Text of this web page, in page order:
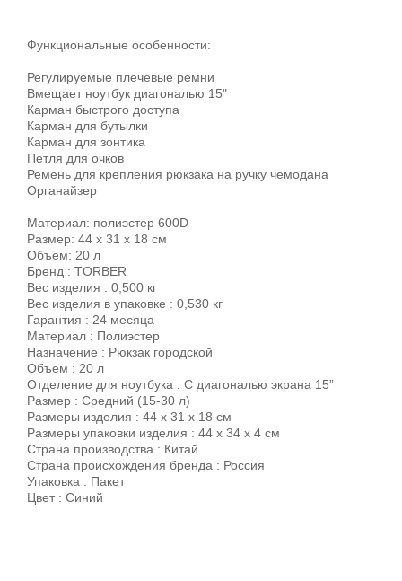
Функциональные особенности:
Регулируемые плечевые ремни
Вмещает ноутбук диагональю 15"
Карман быстрого доступа
Карман для бутылки
Карман для зонтика
Петля для очков
Ремень для крепления рюкзака на ручку чемодана
Органайзер
Материал: полиэстер 600D
Размер: 44 х 31 x 18 см
Объем: 20 л
Бренд : TORBER
Вес изделия : 0,500 кг
Вес изделия в упаковке : 0,530 кг
Гарантия : 24 месяца
Материал : Полиэстер
Назначение : Рюкзак городской
Объем : 20 л
Отделение для ноутбука : С диагональю экрана 15”
Размер : Средний (15-30 л)
Размеры изделия : 44 х 31 х 18 см
Размеры упаковки изделия : 44 х 34 х 4 см
Страна производства : Китай
Страна происхождения бренда : Россия
Упаковка : Пакет
Цвет : Синий